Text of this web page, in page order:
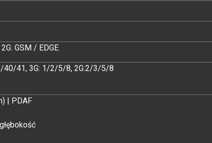
GSM / EDGE
7/8/20/38/40/41, 3G: 1/2/5/8, 2G:2/3/5/8
| PDAF